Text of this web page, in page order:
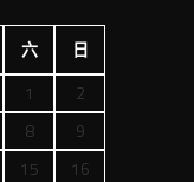
六
日
1
2
8
9
15
16